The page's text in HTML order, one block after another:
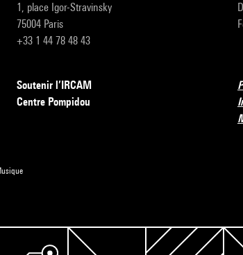
1, place Igor-Stravinsky
75004 Paris
+33 1 44 78 48 43
Soutenir l’IRCAM
Centre Pompidou